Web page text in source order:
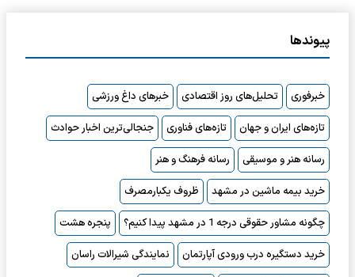
پیوندها
خبرفوری تحلیل‌های روز اقتصادی
خبرهای داغ ورزشی
تازه‌های ایران و جهان
تازه‌های فناوری
جنجالی‌ترین اخبار حوادث
رسانه هنر و موسیقی
رسانه فرهنگ و هنر
خرید بیمه ماشین در مشهد
ظروف یکبارمصرف
چگونه مشاور حقوقی درجه 1 در مشهد پیدا کنیم؟
پنجره هشت
خرید دستگیره درب ورودی آپارتمان
نمایندگی شیرالات راسان